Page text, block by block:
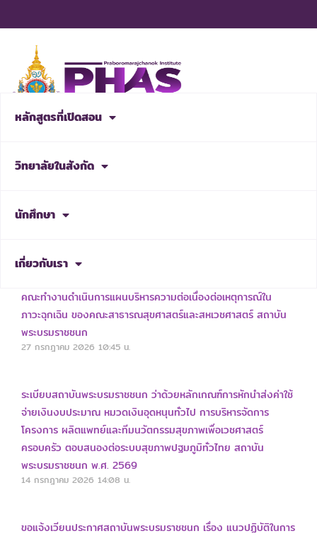
to
content
หลักสูตรที่เปิดสอน
วิทยาลัยในสังกัด
นักศึกษา
เกี่ยวกับเรา
NEWS & ACTIVITIES
คณะทำงานดำเนินการแผนบริหารความต่อเนื่องต่อเหตุการณ์ใน
ภาวะฉุกเฉิน ของคณะสาธารณสุขศาสตร์และสหเวชศาสตร์ สถาบัน
พระบรมราชชนก
27 กรกฎาคม 2026 10:45 น.
ระเบียบสถาบันพระบรมราชชนก ว่าด้วยหลักเกณฑ์การหักนำส่งค่าใช้
จ่ายเงินงบประมาณ หมวดเงินอุดหนุนทั่วไป การบริหารจัดการ
โครงการ ผลิตแพทย์และทีมนวัตกรรมสุขภาพเพื่อเวชศาสตร์
ครอบครัว ตอบสนองต่อระบบสุขภาพปฐมภูมิทั่วไทย สถาบัน
พระบรมราชชนก พ.ศ. 2569
14 กรกฎาคม 2026 14:08 น.
ขอแจ้งเวียนประกาศสถาบันพระบรมราชชนก เรื่อง แนวปฏิบัติในการ